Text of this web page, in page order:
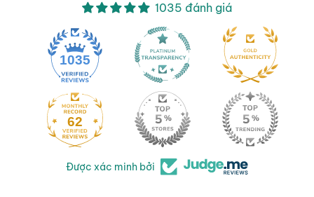
1035 đánh giá
1035
62
Được xác minh bởi